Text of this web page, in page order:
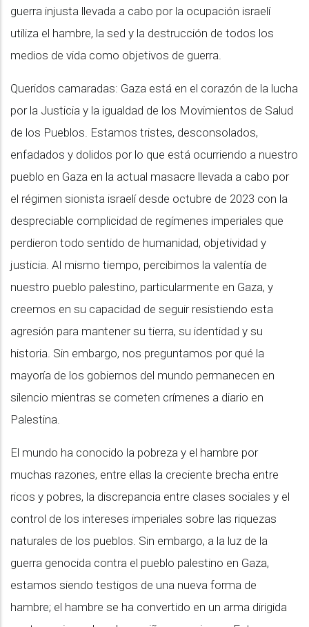
guerra injusta llevada a cabo por la ocupación israelí
utiliza el hambre, la sed y la destrucción de todos los
medios de vida como objetivos de guerra.
Queridos camaradas: Gaza está en el corazón de la lucha
por la Justicia y la igualdad de los Movimientos de Salud
de los Pueblos. Estamos tristes, desconsolados,
enfadados y dolidos por lo que está ocurriendo a nuestro
pueblo en Gaza en la actual masacre llevada a cabo por
el régimen sionista israelí desde octubre de 2023 con la
despreciable complicidad de regímenes imperiales que
perdieron todo sentido de humanidad, objetividad y
justicia. Al mismo tiempo, percibimos la valentía de
nuestro pueblo palestino, particularmente en Gaza, y
creemos en su capacidad de seguir resistiendo esta
agresión para mantener su tierra, su identidad y su
historia. Sin embargo, nos preguntamos por qué la
mayoría de los gobiernos del mundo permanecen en
silencio mientras se cometen crímenes a diario en
Palestina.
El mundo ha conocido la pobreza y el hambre por
muchas razones, entre ellas la creciente brecha entre
ricos y pobres, la discrepancia entre clases sociales y el
control de los intereses imperiales sobre las riquezas
naturales de los pueblos. Sin embargo, a la luz de la
guerra genocida contra el pueblo palestino en Gaza,
estamos siendo testigos de una nueva forma de
hambre; el hambre se ha convertido en un arma dirigida